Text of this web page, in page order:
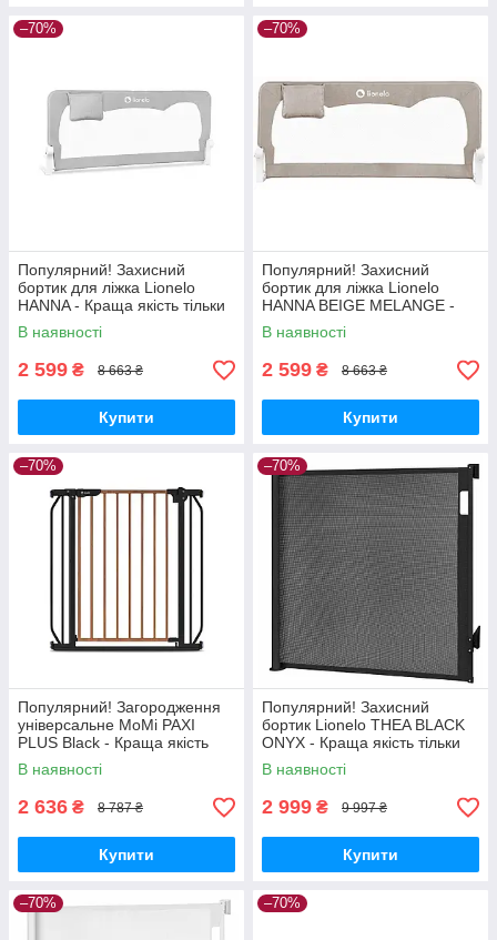
–70%
Популярний! Захисний
бортик для ліжка Lionelo
HANNA - Краща якість тільки
на Nukleon.com.ua
В наявності
2 599 ₴ 8 663 ₴
Купити
–70%
Популярний! Захисний
бортик для ліжка Lionelo
HANNA BEIGE MELANGE -
Краща якість тільки на
Nukleon.com.ua
В наявності
2 599 ₴ 8 663 ₴
Купити
–70%
Популярний! Загородження
універсальне MoMi PAXI
PLUS Black - Краща якість
тільки на Nukleon.com.ua
В наявності
2 636 ₴ 8 787 ₴
Купити
–70%
Популярний! Захисний
бортик Lionelo THEA BLACK
ONYX - Краща якість тільки
на Nukleon.com.ua
В наявності
2 999 ₴ 9 997 ₴
Купити
–70% –70%